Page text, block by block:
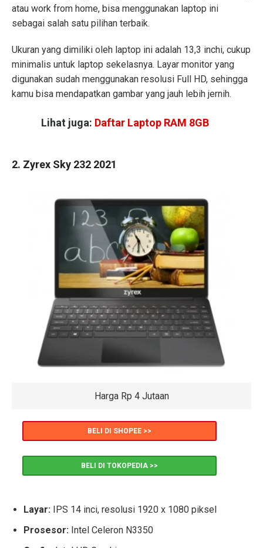
atau work from home, bisa menggunakan laptop ini
sebagai salah satu pilihan terbaik.
Ukuran yang dimiliki oleh laptop ini adalah 13,3 inchi, cukup
minimalis untuk laptop sekelasnya. Layar monitor yang
digunakan sudah menggunakan resolusi Full HD, sehingga
kamu bisa mendapatkan gambar yang jauh lebih jernih.
Lihat juga: Daftar Laptop RAM 8GB
2. Zyrex Sky 232 2021
Harga Rp 4 Jutaan
BELI DI SHOPEE >>
BELI DI TOKOPEDIA >>
Layar: IPS 14 inci, resolusi 1920 x 1080 piksel
Prosesor: Intel Celeron N3350